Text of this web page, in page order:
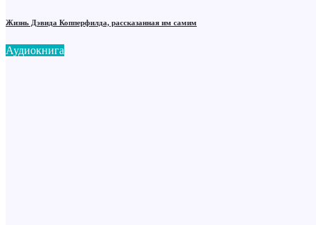
Жизнь Дэвида Копперфилда, рассказанная им самим
Аудиокнига